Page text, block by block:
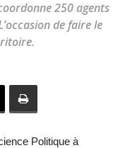
250 agents
de faire le
Politique à